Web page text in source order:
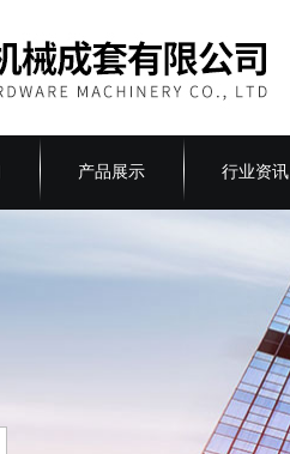
产品展示 行业资讯